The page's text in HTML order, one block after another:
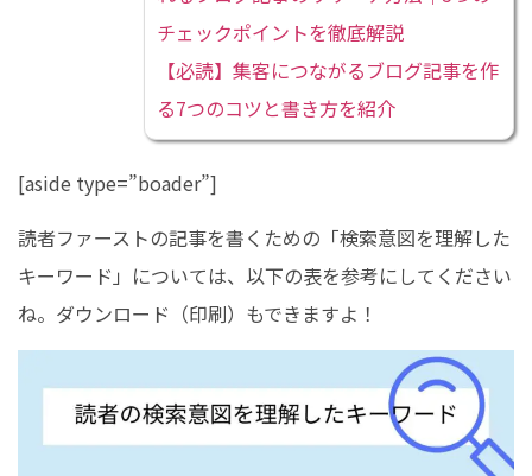
チェックポイントを徹底解説
【必読】集客につながるブログ記事を作
る7つのコツと書き方を紹介
[aside type=”boader”]
読者ファーストの記事を書くための「検索意図を理解した
キーワード」については、以下の表を参考にしてください
ね。ダウンロード（印刷）もできますよ！